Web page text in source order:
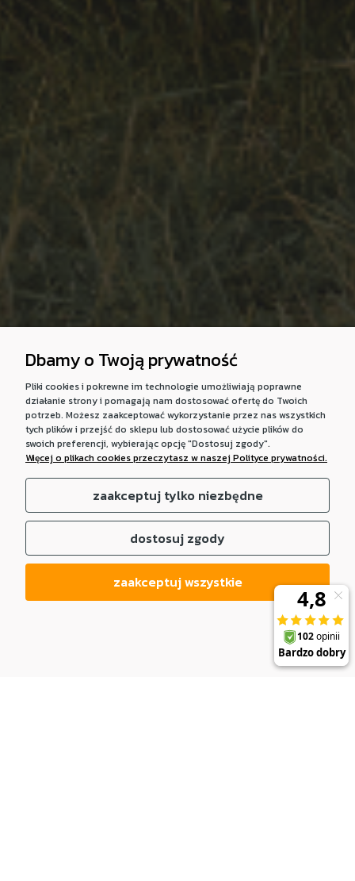
Dbamy o Twoją prywatność
Pliki cookies i pokrewne im technologie umożliwiają poprawne
działanie strony i pomagają nam dostosować ofertę do Twoich
potrzeb. Możesz zaakceptować wykorzystanie przez nas wszystkich
tych plików i przejść do sklepu lub dostosować użycie plików do
swoich preferencji, wybierając opcję "Dostosuj zgody".
Więcej o plikach cookies przeczytasz w naszej Polityce prywatności.
zaakceptuj tylko niezbędne
dostosuj zgody
zaakceptuj wszystkie